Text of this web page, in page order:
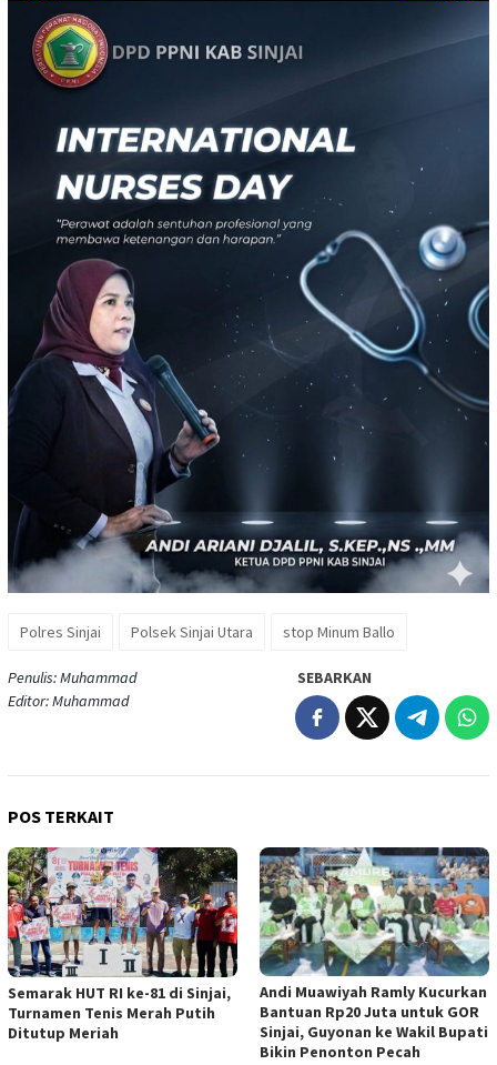
Polres Sinjai Polsek Sinjai Utara stop Minum Ballo
Penulis: Muhammad
Editor: Muhammad
SEBARKAN
POS TERKAIT
Semarak HUT RI ke-81 di Sinjai,
Turnamen Tenis Merah Putih
Ditutup Meriah
Andi Muawiyah Ramly Kucurkan
Bantuan Rp20 Juta untuk GOR
Sinjai, Guyonan ke Wakil Bupati
Bikin Penonton Pecah